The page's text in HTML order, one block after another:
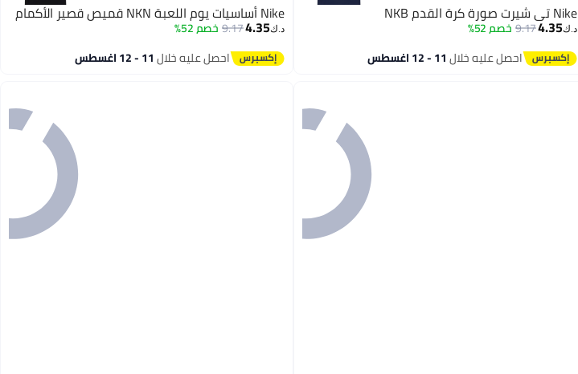
Nike تي شيرت صورة كرة القدم NKB
د.ك‏4.35
9.17خصم 52%
احصل عليه خلال11 - 12 اغسطس
Nike أساسيات يوم اللعبة NKN قميص قصير الأكمام
د.ك‏4.35
9.17خصم 52%
احصل عليه خلال11 - 12 اغسطس